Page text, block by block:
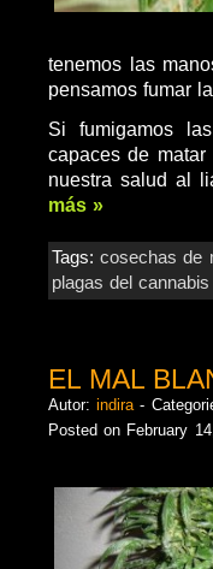
tenemos las
pensamos fumar
Si fumigamos las
capaces de
nuestra salud al
más »
Tags:cosechas de
plagas del cannabis
EL MAL
Autor:indira -
Posted on February